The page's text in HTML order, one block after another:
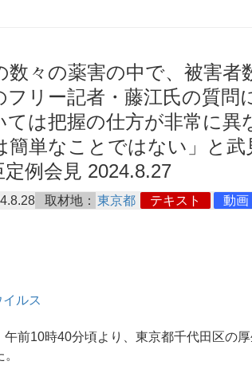
数々の薬害の中で、被害
フリー記者・藤江氏の質問
ては把握の仕方が非常に異
簡単なことではない」と武
定例会見 2024.8.27
取材地： 東京都 テキスト 動画
ルス
前10時40分頃より、東京都千代田区の